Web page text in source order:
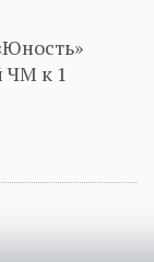
ЧМ к 1